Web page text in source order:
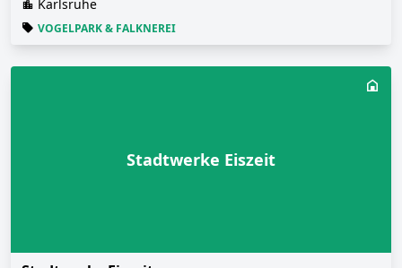
Karlsruhe
VOGELPARK & FALKNEREI
Stadtwerke Eiszeit